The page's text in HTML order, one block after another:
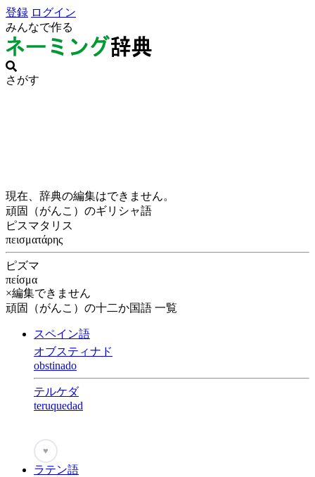
登録 ログイン
みんなで作る
さがす
現在、辞典の編集はできません。
頑固（がんこ）のギリシャ語
ピスマタリス
πεισματάρης
ピズマ
πείσμα
×編集できません
頑固（がんこ）の十二か国語 一覧
スペイン語
オブスティナド
obstinado
テルケダ
teruquedad
♥
ラテン語